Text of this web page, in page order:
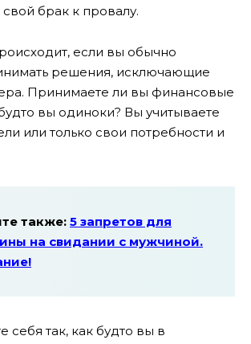
брак к провалу.
если вы обычно
решения, исключающие
Принимаете ли вы финансовые
вы одиноки? Вы учитываете
или только свои потребности и
также: 5 запретов для
на свидании с мужчиной.
себя так, как будто вы в